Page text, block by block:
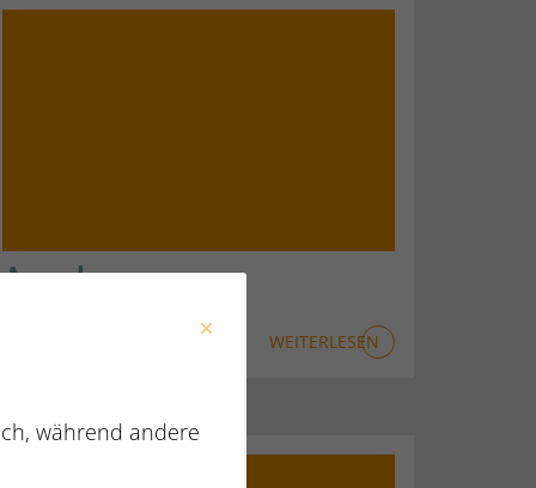
Augsburg
WEITERLESEN
während andere